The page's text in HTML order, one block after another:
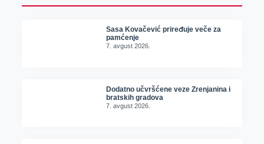
Sasa Kovačević priređuje veče za
pamćenje
7. avgust 2026.
Dodatno učvršćene veze Zrenjanina i
bratskih gradova
7. avgust 2026.